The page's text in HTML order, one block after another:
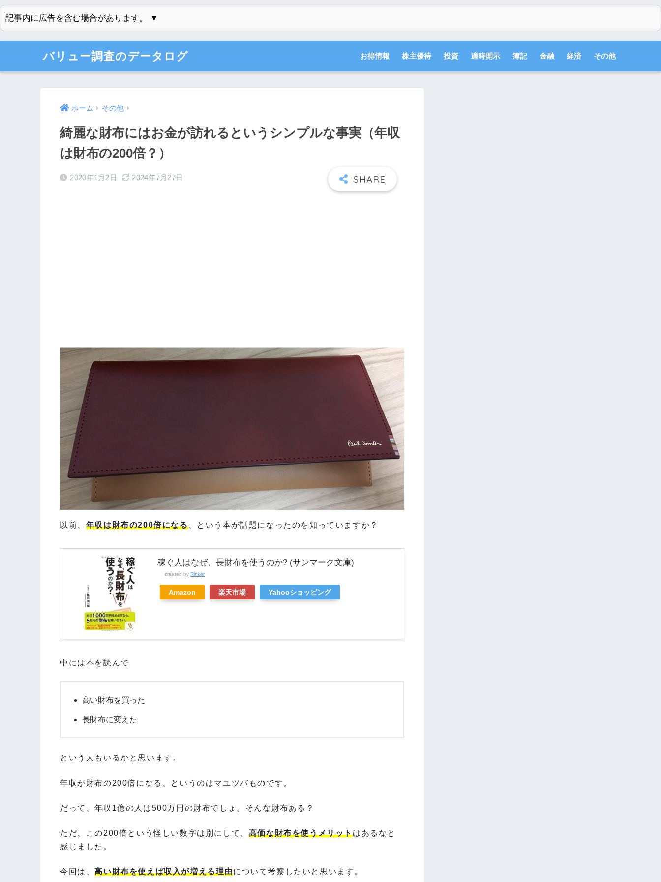
記事内に広告を含む場合があります。 ▼
バリュー調査のデータログ お得情報 株主優待 投資 適時開示 簿記 金融 経済 その他
ホーム その他
綺麗な財布にはお金が訪れるというシンプルな事実（年収
は財布の200倍？）
2020年1月2日 2024年7月27日
以前、 年収は財布の200倍になる、という本が話題になったのを知っていますか？
稼ぐ人はなぜ、長財布を使うのか? (サンマーク文庫)
created by Rinker
Amazon 楽天市場 Yahooショッピング
中には本を読んで
高い財布を買った
長財布に変えた
という人もいるかと思います。
年収が財布の200倍になる、というのはマユツバものです。
だって、年収1億の人は500万円の財布でしょ。そんな財布ある？
ただ、この200倍という怪しい数字は別にして、 高価な財布を使うメリットはあるなと
感じました。
今回は、高い財布を使えば収入が増える理由について考察したいと思います。